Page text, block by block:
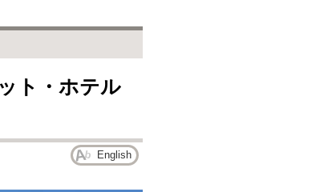
ト・ホテル
English